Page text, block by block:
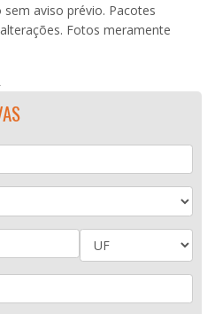
aviso prévio. Pacotes
Fotos meramente